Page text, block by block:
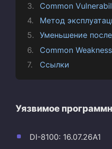
Common
Метод
Уменьшение
Common
Ссылки
Уязвимое
DI-8100: 16.07.26A1